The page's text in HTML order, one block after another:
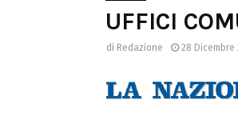
UFFICI
di Redazione 28 Dicembre